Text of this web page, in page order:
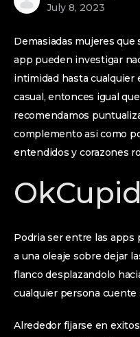
July 8, 2023
Demasiadas mujeres
app pueden investigar
intimidad hasta cualquier
casual, entonces igual
recomendamos
complemento asi­ como
entendidos y corazones
OkCupid
Podria ser entre las apps
a una oleaje sobre dejar
flanco desplazandolo
cualquier persona cuente
Alrededor fijarse en